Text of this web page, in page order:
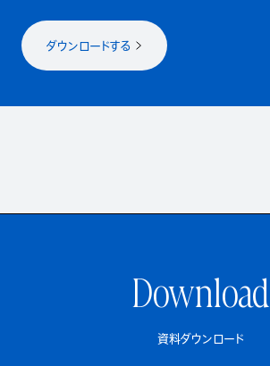
ダウンロードする
Download
資料ダウンロード